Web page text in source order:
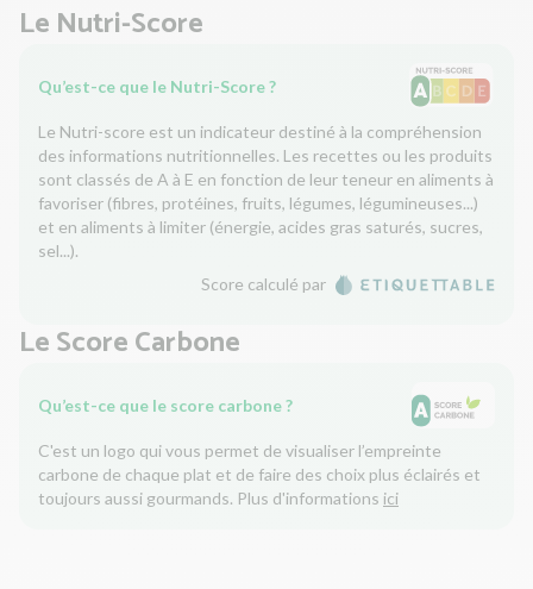
Le Nutri-Score
Qu’est-ce que le Nutri-Score ?
Le Nutri-score est un indicateur destiné à la compréhension
des informations nutritionnelles. Les recettes ou les produits
sont classés de A à E en fonction de leur teneur en aliments à
favoriser (fibres, protéines, fruits, légumes, légumineuses...)
et en aliments à limiter (énergie, acides gras saturés, sucres,
sel...).
Score calculé par
Le Score Carbone
Qu’est-ce que le score carbone ?
C'est un logo qui vous permet de visualiser l’empreinte
carbone de chaque plat et de faire des choix plus éclairés et
toujours aussi gourmands. Plus d'informations ici